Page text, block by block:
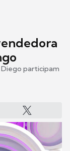
Diego participam